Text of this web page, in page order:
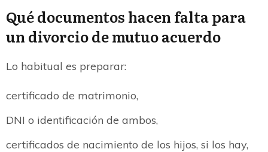
Qué documentos hacen falta para
un divorcio de mutuo acuerdo
Lo habitual es preparar:
certificado de matrimonio,
DNI o identificación de ambos,
certificados de nacimiento de los hijos, si los hay,